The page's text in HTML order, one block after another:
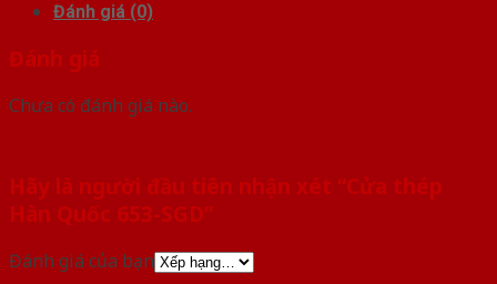
Đánh giá (0)
Đánh giá
Chưa có đánh giá nào.
Hãy là người đầu tiên nhận xét “Cửa thép
Hàn Quốc 653-SGD”
Đánh giá của bạn